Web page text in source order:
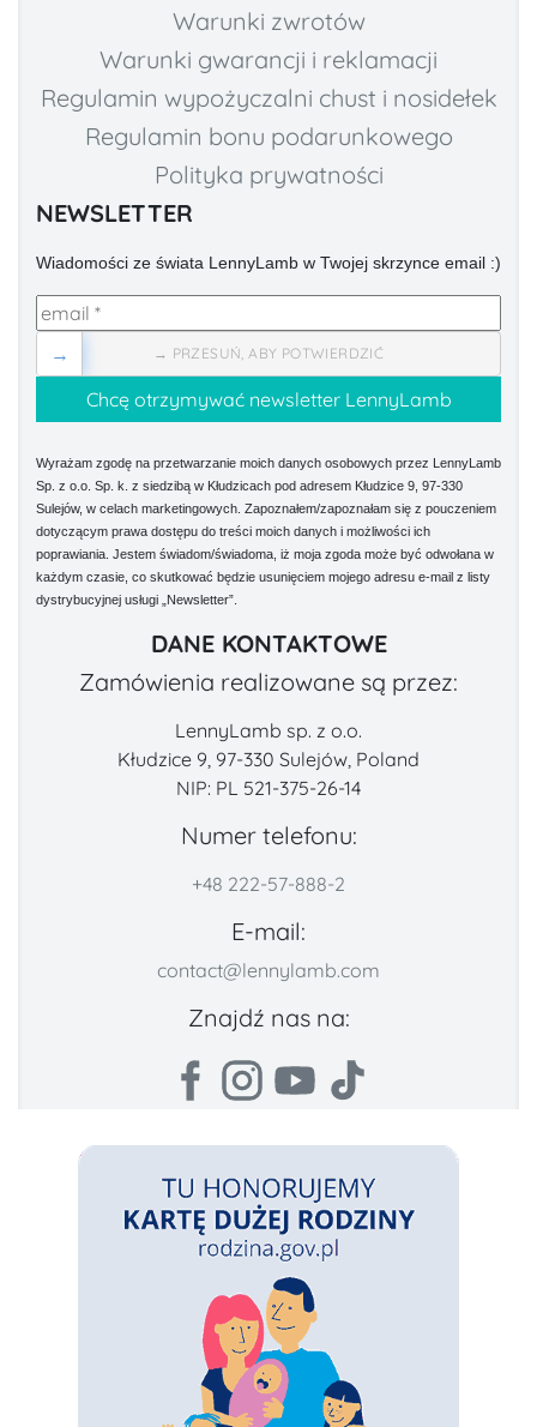
Warunki zwrotów
Warunki gwarancji i reklamacji
Regulamin wypożyczalni chust i nosidełek
Regulamin bonu podarunkowego
Polityka prywatności
NEWSLETTER
Wiadomości ze świata LennyLamb w Twojej skrzynce email :)
→ PRZESUŃ, ABY POTWIERDZIĆ
→
Wyrażam zgodę na przetwarzanie moich danych osobowych przez LennyLamb
Sp. z o.o. Sp. k. z siedzibą w Kłudzicach pod adresem Kłudzice 9, 97-330
Sulejów, w celach marketingowych. Zapoznałem/zapoznałam się z pouczeniem
dotyczącym prawa dostępu do treści moich danych i możliwości ich
poprawiania. Jestem świadom/świadoma, iż moja zgoda może być odwołana w
każdym czasie, co skutkować będzie usunięciem mojego adresu e-mail z listy
dystrybucyjnej usługi „Newsletter”.
DANE KONTAKTOWE
Zamówienia realizowane są przez:
LennyLamb sp. z o.o.
Kłudzice 9, 97-330 Sulejów, Poland
NIP: PL 521-375-26-14
Numer telefonu:
+48 222-57-888-2
E-mail:
contact@lennylamb.com
Znajdź nas na: